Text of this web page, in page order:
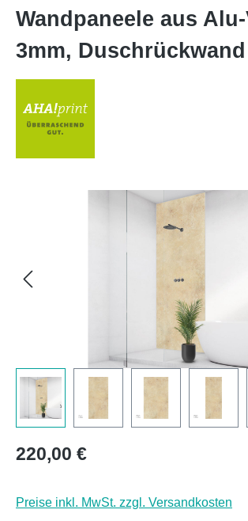
Wandpaneele aus
3mm, Duschrückwand
Regulärer Preis:
220,00 €
Preise inkl. MwSt. zzgl. Versandkosten